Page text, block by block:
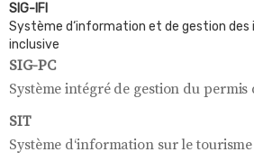
SIG-IFI
Système d‘information et de gestion
inclusive
SIG-PC
Système intégré de gestion du
SIT
Système d‘information sur le tourisme